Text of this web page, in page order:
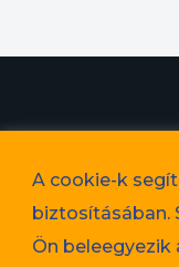
A cookie-k
biztosításában.
Ön beleegyezik